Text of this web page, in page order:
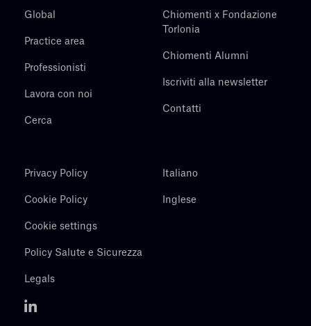
Global
Practice area
Professionisti
Lavora con noi
Cerca
Chiomenti x Fondazione
Torlonia
Chiomenti Alumni
Iscriviti alla newsletter
Contatti
Privacy Policy
Cookie Policy
Cookie settings
Policy Salute e Sicurezza
Legals
Italiano
Inglese